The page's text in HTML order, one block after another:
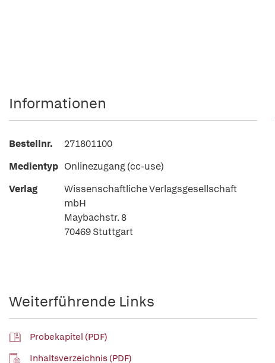
Informationen
Bestellnr.
271801100
Medientyp Onlinezugang (cc-use)
Verlag
Wissenschaftliche Verlagsgesellschaft
mbH
Maybachstr. 8
70469 Stuttgart
Weiterführende Links
Probekapitel (PDF)
Inhaltsverzeichnis (PDF)